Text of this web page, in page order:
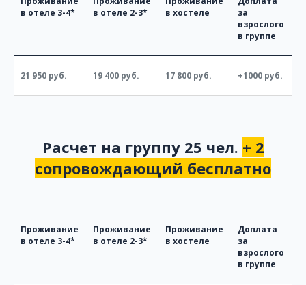
в отеле 3-4*
в отеле 2-3*
в хостеле
за
взрослого
в группе
21 950 руб. 19 400 руб. 17 800 руб. +1000 руб.
Расчет на группу 25 чел. + 2
сопровождающий бесплатно
Проживание
в отеле 3-4*
Проживание
в отеле 2-3*
Проживание
в хостеле
Доплата
за
взрослого
в группе